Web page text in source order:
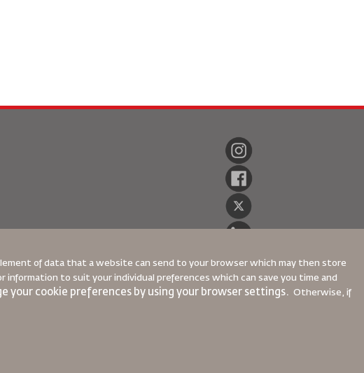
of data that a website can send to your browser which may then store
to suit your individual preferences which can save you time and
your cookie preferences by using your browser settings. Otherwise, if